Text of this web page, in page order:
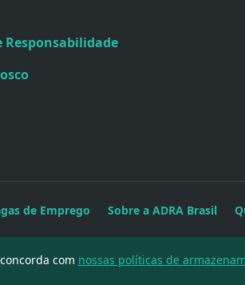
Responsabilidade
de Emprego Sobre a ADRA Brasil
com nossas políticas de